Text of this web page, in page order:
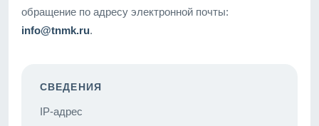
обращение по адресу электронной почты:
info@tnmk.ru.
СВЕДЕНИЯ
IP-адрес